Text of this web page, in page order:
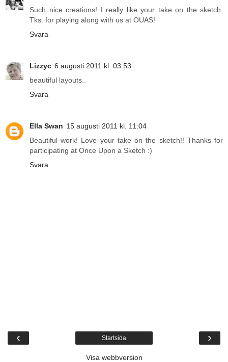
Such nice creations! I really like your take on the sketch.
Tks. for playing along with us at OUAS!
Svara
Lizzyc 6 augusti 2011 kl. 03:53
beautiful layouts..
Svara
Ella Swan 15 augusti 2011 kl. 11:04
Beautiful work! Love your take on the sketch!! Thanks for
participating at Once Upon a Sketch :)
Svara
‹ ›
Startsida
Visa webbversion